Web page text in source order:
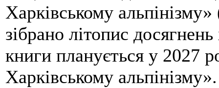
Харківському
зібрано літопис
книги планується у 2027
Харківському альпінізму».